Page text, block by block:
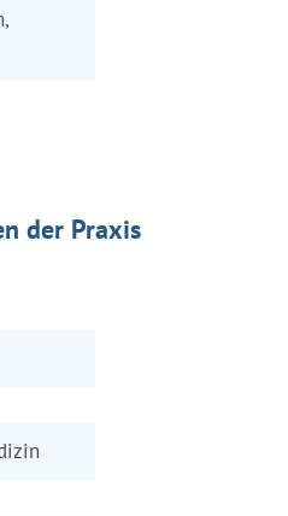
der Praxis